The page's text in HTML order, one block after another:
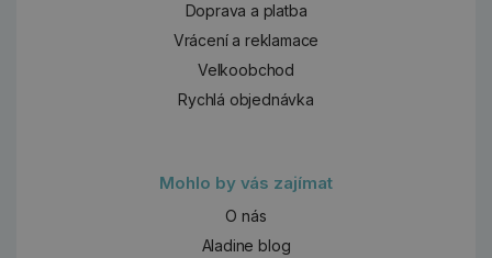
Doprava a platba
Vrácení a reklamace
Velkoobchod
Rychlá objednávka
Mohlo by vás zajímat
O nás
Aladine blog